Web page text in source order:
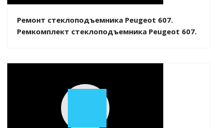
Ремонт стеклоподъемника Peugeot 607.
Ремкомплект стеклоподъемника Peugeot 607.
Play